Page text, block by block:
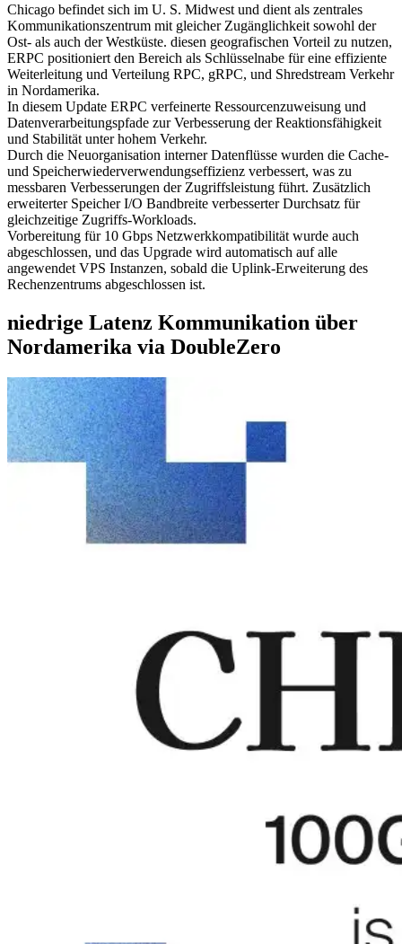
Chicago befindet sich im U. S. Midwest und dient als zentrales
Kommunikationszentrum mit gleicher Zugänglichkeit sowohl der
Ost- als auch der Westküste. diesen geografischen Vorteil zu nutzen,
ERPC positioniert den Bereich als Schlüsselnabe für eine effiziente
Weiterleitung und Verteilung RPC, gRPC, und Shredstream Verkehr
in Nordamerika.
In diesem Update ERPC verfeinerte Ressourcenzuweisung und
Datenverarbeitungspfade zur Verbesserung der Reaktionsfähigkeit
und Stabilität unter hohem Verkehr.
Durch die Neuorganisation interner Datenflüsse wurden die Cache-
und Speicherwiederverwendungseffizienz verbessert, was zu
messbaren Verbesserungen der Zugriffsleistung führt. Zusätzlich
erweiterter Speicher I/O Bandbreite verbesserter Durchsatz für
gleichzeitige Zugriffs-Workloads.
Vorbereitung für 10 Gbps Netzwerkkompatibilität wurde auch
abgeschlossen, und das Upgrade wird automatisch auf alle
angewendet VPS Instanzen, sobald die Uplink-Erweiterung des
Rechenzentrums abgeschlossen ist.
niedrige Latenz Kommunikation über
Nordamerika via DoubleZero